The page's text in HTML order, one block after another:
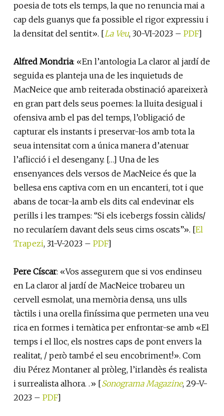
poesia de tots els temps, la que no renuncia mai a
cap dels guanys que fa possible el rigor expressiu i
la densitat del sentit». [La Veu, 30-VI-2023 – PDF]
Alfred Mondria: «En l’antologia La claror al jardí de
seguida es planteja una de les inquietuds de
MacNeice que amb reiterada obstinació apareixerà
en gran part dels seus poemes: la lluita desigual i
ofensiva amb el pas del temps, l’obligació de
capturar els instants i preservar-los amb tota la
seua intensitat com a única manera d’atenuar
l’aflicció i el desengany. […] Una de les
ensenyances dels versos de MacNeice és que la
bellesa ens captiva com en un encanteri, tot i que
abans de tocar-la amb els dits cal endevinar els
perills i les trampes: “Si els icebergs fossin càlids/
no recularíem davant dels seus cims oscats”». [El
Trapezi, 31-V-2023 – PDF]
Pere Císcar: «Vos assegurem que si vos endinseu
en La claror al jardí de MacNeice trobareu un
cervell esmolat, una memòria densa, uns ulls
tàctils i una orella finíssima que permeten una veu
rica en formes i temàtica per enfrontar-se amb «El
temps i el lloc, els nostres caps de pont envers la
realitat, / però també el seu encobriment!». Com
diu Pérez Montaner al pròleg, l’irlandès és realista
i surrealista alhora. .» [Sonograma Magazine, 29-V-
2023 – PDF]